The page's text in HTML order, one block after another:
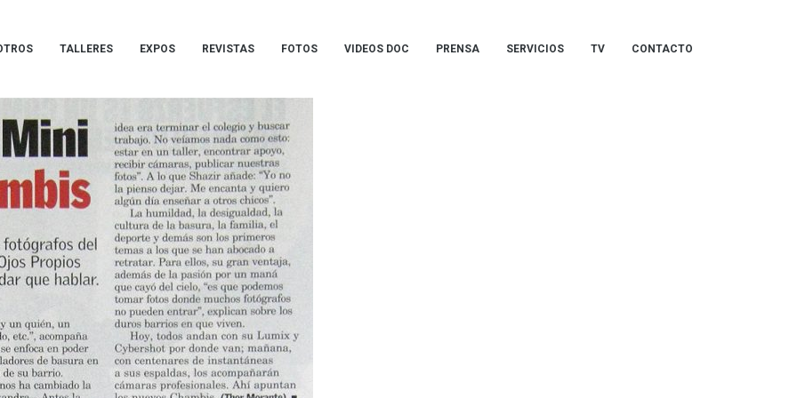
TALLERES EXPOS REVISTAS FOTOS VIDEOS DOC PRENSA SERVICIOS TV CONTACTO